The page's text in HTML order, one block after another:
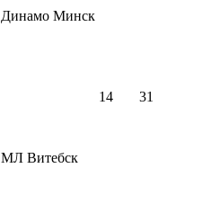
Динамо Минск
МЛ Витебск
14 31